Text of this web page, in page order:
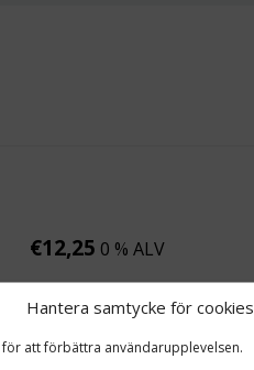
Hantera samtycke för cookies
att förbättra användarupplevelsen.
€12,25 0 % ALV